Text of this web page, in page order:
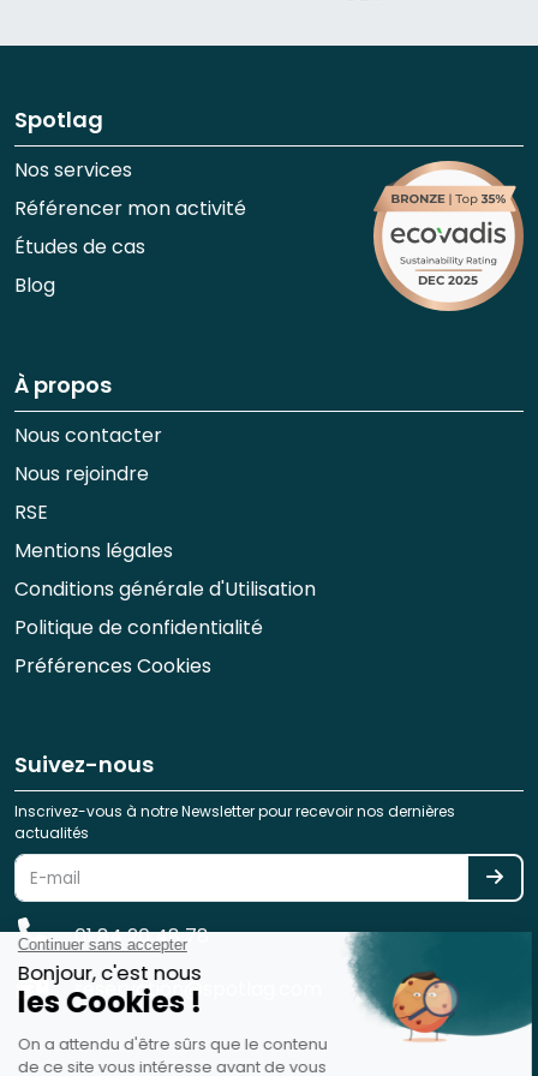
Spotlag
Nos services
Référencer mon activité
Études de cas
Blog
À propos
Nous contacter
Nous rejoindre
RSE
Mentions légales
Conditions générale d'Utilisation
Politique de confidentialité
Préférences Cookies
Suivez-nous
Inscrivez-vous à notre Newsletter pour recevoir nos dernières
actualités
01 84 20 48 78
reservation@spotlag.com